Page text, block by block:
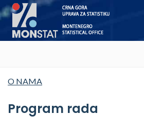
O NAMA
Program rada